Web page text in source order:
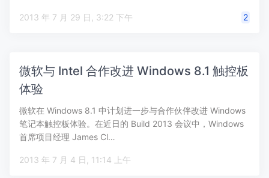
2013 年 7 月 29 日, 3:22 下午 2
微软与 Intel 合作改进 Windows 8.1 触控板
体验
微软在 Windows 8.1 中计划进一步与合作伙伴改进 Windows
笔记本触控板体验。在近日的 Build 2013 会议中，Windows
首席项目经理 James Cl…
2013 年 7 月 4 日, 11:14 上午